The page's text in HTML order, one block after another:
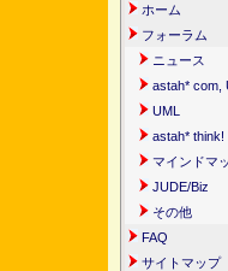
ホーム
フォーラム
ニュース
astah* com,
UML
astah* think!
マインドマ
JUDE/Biz
その他
FAQ
サイトマップ